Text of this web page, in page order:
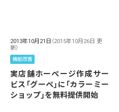
2013年10月21日 （2015年10月26日 更
新）
機能改善
実店舗ホーページ作成サー
ビス「グーペ」に「カラーミー
ショップ」を無料提供開始